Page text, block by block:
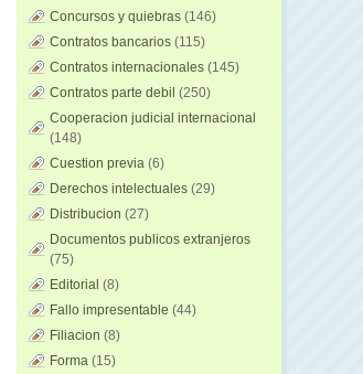
Concursos y quiebras (146)
Contratos bancarios (115)
Contratos internacionales (145)
Contratos parte debil (250)
Cooperacion judicial internacional
(148)
Cuestion previa (6)
Derechos intelectuales (29)
Distribucion (27)
Documentos publicos extranjeros
(75)
Editorial (8)
Fallo impresentable (44)
Filiacion (8)
Forma (15)